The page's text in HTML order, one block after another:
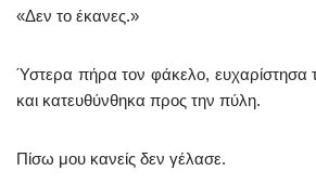
«Δεν το έκανες.»
Ύστερα πήρα τον φάκελο, ευχαρίστησα
και κατευθύνθηκα προς την πύλη.
Πίσω μου κανείς δεν γέλασε.